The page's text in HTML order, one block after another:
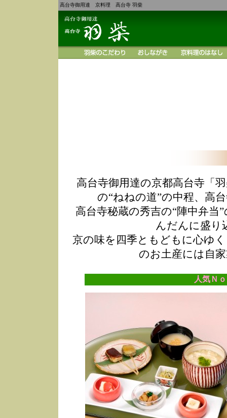
高台寺御用達 京料理 高台寺 羽柴
高台寺御用達の京都高台寺「
の“ねねの道”の中程、高
高台寺秘蔵の秀吉の“陣中弁
んだんに盛り
京の味を四季ともどもに心ゆ
のお土産には自
人気Ｎ